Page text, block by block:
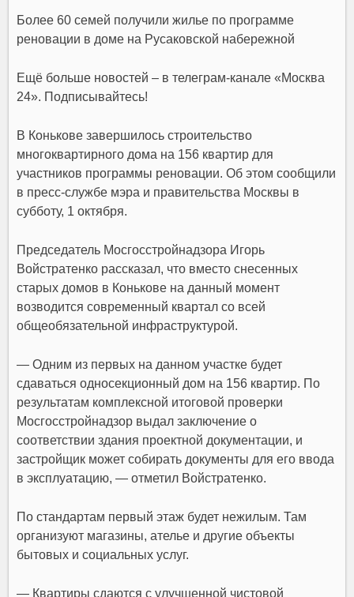
Более 60 семей получили жилье по программе
реновации в доме на Русаковской набережной
Ещё больше новостей – в телеграм-канале «Москва
24». Подписывайтесь!
В Конькове завершилось строительство
многоквартирного дома на 156 квартир для
участников программы реновации. Об этом сообщили
в пресс-службе мэра и правительства Москвы в
субботу, 1 октября.
Председатель Мосгосстройнадзора Игорь
Войстратенко рассказал, что вместо снесенных
старых домов в Конькове на данный момент
возводится современный квартал со всей
общеобязательной инфраструктурой.
— Одним из первых на данном участке будет
сдаваться односекционный дом на 156 квартир. По
результатам комплексной итоговой проверки
Мосгосстройнадзор выдал заключение о
соответствии здания проектной документации, и
застройщик может собирать документы для его ввода
в эксплуатацию, — отметил Войстратенко.
По стандартам первый этаж будет нежилым. Там
организуют магазины, ателье и другие объекты
бытовых и социальных услуг.
— Квартиры сдаются с улучшенной чистовой